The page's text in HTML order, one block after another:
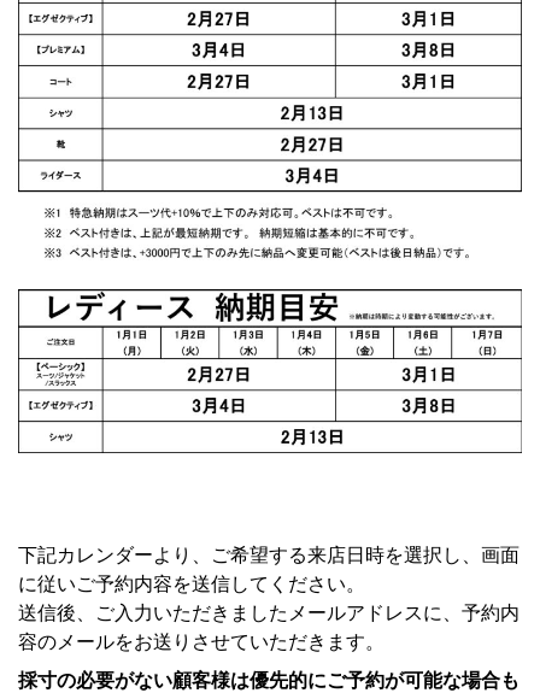
下記カレンダーより、ご希望する来店日時を選択し、画面
に従いご予約内容を送信してください。
送信後、ご入力いただきましたメールアドレスに、予約内
容のメールをお送りさせていただきます。
採寸の必要がない顧客様は優先的にご予約が可能な場合も